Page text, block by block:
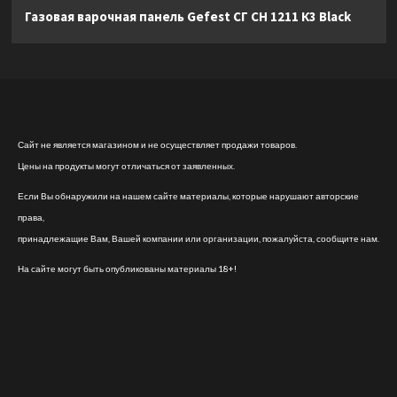
Газовая варочная панель Gefest СГ СН 1211 К3 Black
Сайт не является магазином и не осуществляет продажи товаров.
Цены на продукты могут отличаться от заявленных.
Если Вы обнаружили на нашем сайте материалы, которые нарушают авторские
права,
принадлежащие Вам, Вашей компании или организации, пожалуйста, сообщите нам.
На сайте могут быть опубликованы материалы 18+!